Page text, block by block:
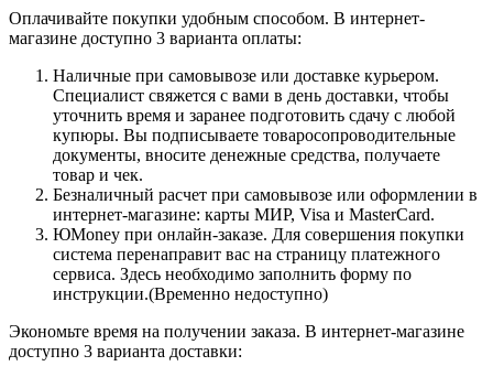
Оплачивайте покупки удобным способом. В интернет-
магазине доступно 3 варианта оплаты:
Наличные при самовывозе или доставке курьером.
Специалист свяжется с вами в день доставки, чтобы
уточнить время и заранее подготовить сдачу с любой
купюры. Вы подписываете товаросопроводительные
документы, вносите денежные средства, получаете
товар и чек.
Безналичный расчет при самовывозе или оформлении в
интернет-магазине: карты МИР, Visa и MasterCard.
ЮMoney при онлайн-заказе. Для совершения покупки
система перенаправит вас на страницу платежного
сервиса. Здесь необходимо заполнить форму по
инструкции.(Временно недоступно)
Экономьте время на получении заказа. В интернет-магазине
доступно 3 варианта доставки: